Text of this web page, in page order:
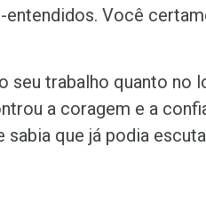
Você
seu trabalho quanto no
a coragem e a
que já podia